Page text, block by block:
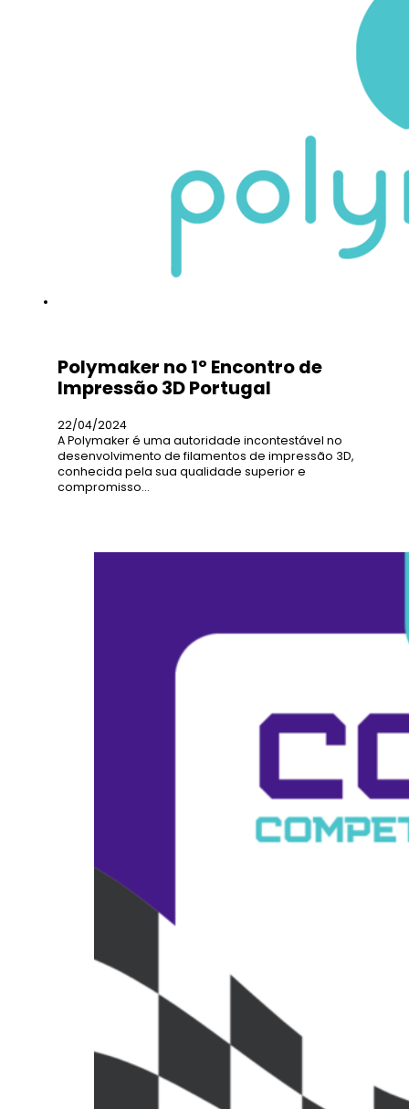
Polymaker no 1º Encontro de
Impressão 3D Portugal
22/04/2024
A Polymaker é uma autoridade incontestável no
desenvolvimento de filamentos de impressão 3D,
conhecida pela sua qualidade superior e
compromisso…